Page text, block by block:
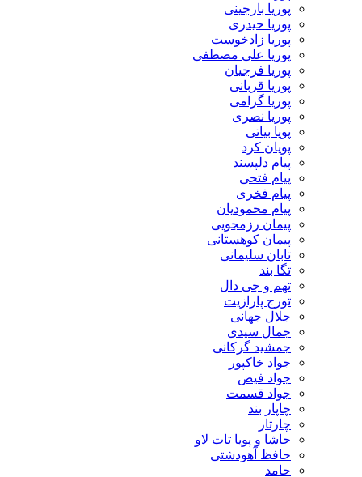
پوریا بارجینی
پوریا حیدری
پوریا زادخوست
پوریا علی مصطفی
پوریا فرجیان
پوریا قربانی
پوریا گرامی
پوریا نصری
پویا بیاتی
پویان کرد
پیام دلپسند
پیام فتحی
پیام فخری
پیام محمودیان
پیمان رزمجویی
پیمان کوهستانی
تابان سلیمانی
تهم و جی دال
تورج پارازیت
جلال جهانی
جمال سیدی
جمشید گرکانی
جواد خاکپور
جواد فیض
جواد قسمت
چاپار بند
حاشا و پویا تات لاو
حافظ آهودشتی